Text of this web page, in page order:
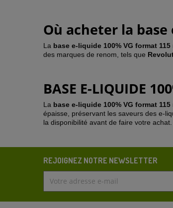
Où acheter la base
La base e-liquide 100% VG format 115
des marques de renom, tels que
BASE E-LIQUIDE
La base e-liquide 100% VG format 115
épaisse, préservant les saveurs des e-
la disponibilité avant de faire votre
REJOIGNEZ NOTRE NEWSLETTER